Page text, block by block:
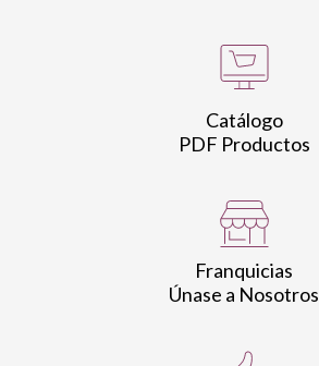
Catálogo
PDF Productos
Franquicias
Únase a Nosotros